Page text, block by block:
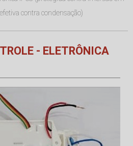
contra condensação)
- ELETRÔNICA